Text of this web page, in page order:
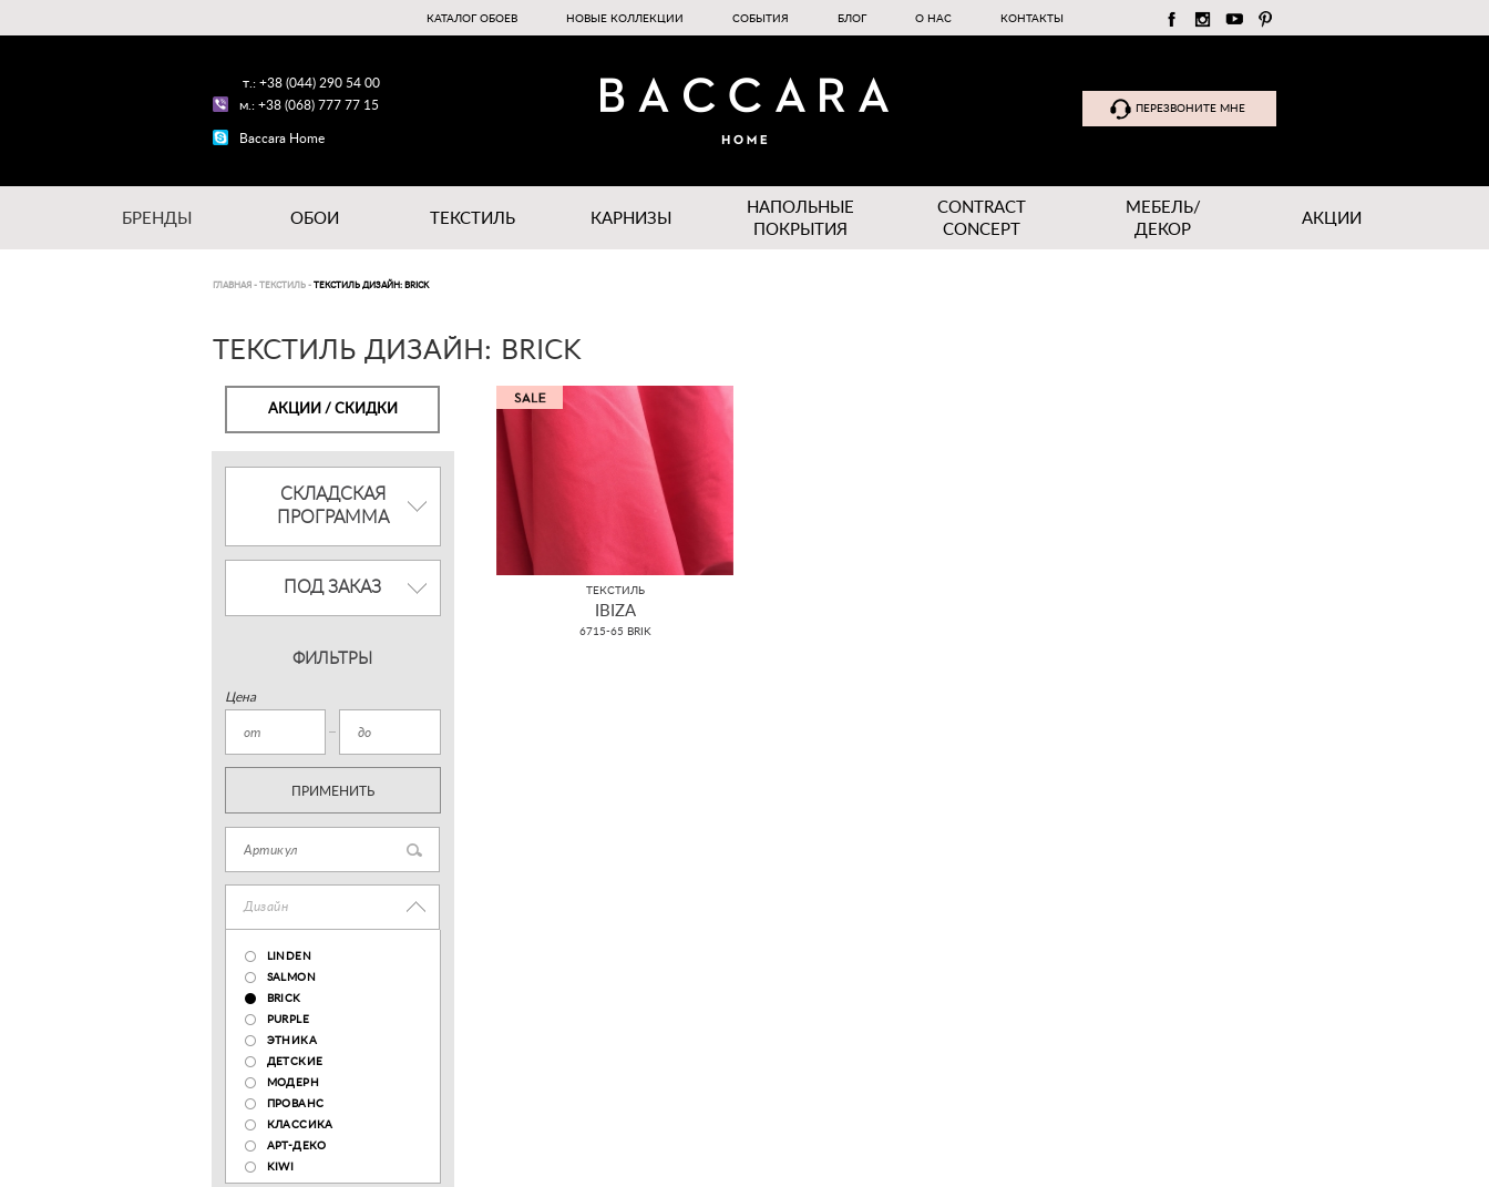
КАТАЛОГ ОБОЕВ НОВЫЕ КОЛЛЕКЦИИ СОБЫТИЯ БЛОГ О НАС КОНТАКТЫ
т.: +38 (044) 290 54 00
м.: +38 (068) 777 77 15
Baccara Home
ПЕРЕЗВОНИТЕ МНЕ
БРЕНДЫ ОБОИ ТЕКСТИЛЬ КАРНИЗЫ
НАПОЛЬНЫЕ
ПОКРЫТИЯ
CONTRACT
CONCEPT
МЕБЕЛЬ/
ДЕКОР
АКЦИИ
ГЛАВНАЯ - ТЕКСТИЛЬ - ТЕКСТИЛЬ ДИЗАЙН: BRICK
ТЕКСТИЛЬ ДИЗАЙН: BRICK
АКЦИИ / СКИДКИ
СКЛАДСКАЯ
ПРОГРАММА
ПОД ЗАКАЗ
ФИЛЬТРЫ
Цена
ПРИМЕНИТЬ
Дизайн
LINDEN
SALMON
BRICK
PURPLE
ЭТНИКА
ДЕТСКИЕ
МОДЕРН
ПРОВАНС
КЛАССИКА
АРТ-ДЕКО
KIWI
ТЕКСТИЛЬ
IBIZA
6715-65 BRIK